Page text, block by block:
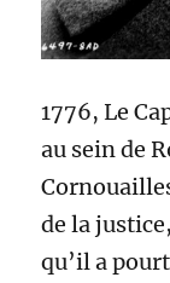
1776, Le
au sein de
de la
qu’il a